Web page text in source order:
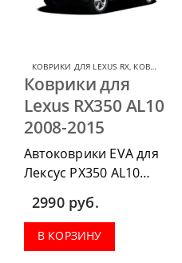
КОВРИКИ ДЛЯ LEXUS RX КОВРИКИ ДЛЯ LEXUS
Коврики для
Lexus RX350 AL10
2008-2015
Автоковрики EVA для
Лексус РХ350 AL10
приобрести в
комплектации:
водительский коврик,
2990 руб.
В КОРЗИНУ